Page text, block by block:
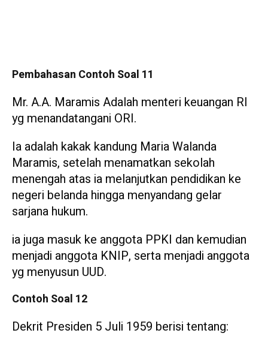
Pembahasan Contoh Soal 11
Mr. A.A. Maramis Adalah menteri keuangan RI
yg menandatangani ORI.
Ia adalah kakak kandung Maria Walanda
Maramis, setelah menamatkan sekolah
menengah atas ia melanjutkan pendidikan ke
negeri belanda hingga menyandang gelar
sarjana hukum.
ia juga masuk ke anggota PPKI dan kemudian
menjadi anggota KNIP, serta menjadi anggota
yg menyusun UUD.
Contoh Soal 12
Dekrit Presiden 5 Juli 1959 berisi tentang: